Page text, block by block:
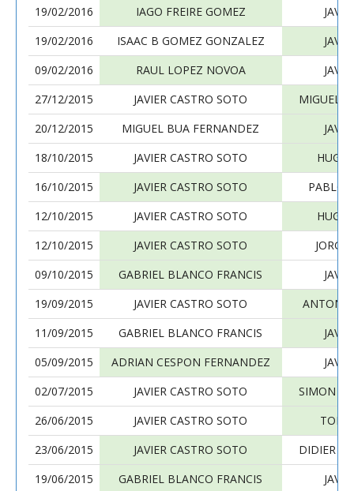
19/02/2016
IAGO FREIRE GOMEZ
19/02/2016
ISAAC B GOMEZ GONZALEZ
09/02/2016
RAUL LOPEZ NOVOA
27/12/2015
JAVIER CASTRO SOTO
MIGUEL
20/12/2015
MIGUEL BUA FERNANDEZ
18/10/2015
JAVIER CASTRO SOTO
HUGO
16/10/2015
JAVIER CASTRO SOTO
PABLO
12/10/2015
JAVIER CASTRO SOTO
HUGO
12/10/2015
JAVIER CASTRO SOTO
09/10/2015
GABRIEL BLANCO FRANCIS
19/09/2015
JAVIER CASTRO SOTO
11/09/2015
GABRIEL BLANCO FRANCIS
05/09/2015
ADRIAN CESPON FERNANDEZ
02/07/2015
JAVIER CASTRO SOTO
SIMON
26/06/2015
JAVIER CASTRO SOTO
23/06/2015
JAVIER CASTRO SOTO
DIDIER
19/06/2015
GABRIEL BLANCO FRANCIS